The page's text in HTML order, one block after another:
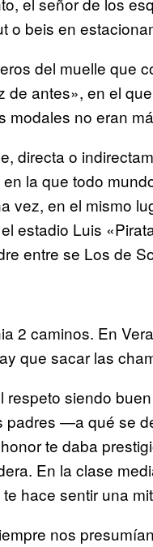
o beis en
del muelle que
de antes», en el
no eran
directa o
la que todo
vez, en el mismo
estadio Luis
entre se Los de
2 caminos. En
que sacar las
siendo
padres —a qué se
te daba
En la clase
hace sentir una
nos